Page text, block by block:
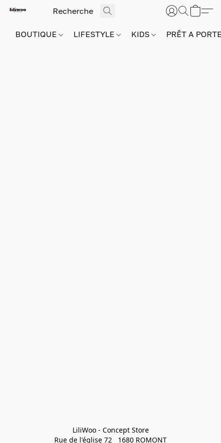
BOUTIQUE LIFESTYLE KIDS PRÊT A
LiliWoo - Concept Store
Rue de l'église 72   1680 ROMONT